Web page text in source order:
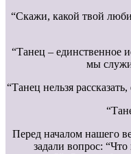
“Скажи, какой твой
“Танец – единственное
мы
“Танец нельзя
Перед началом нашего
задали вопрос: